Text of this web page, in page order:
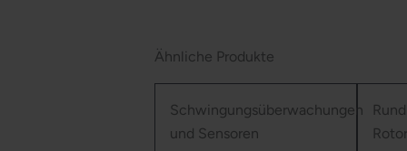
Ähnliche Produkte
Schwingungsüberwachungen
und Sensoren